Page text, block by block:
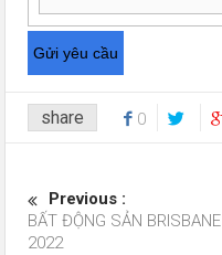
share 0
Previous :
BẤT ĐỘNG SẢN BRISBANE
2022